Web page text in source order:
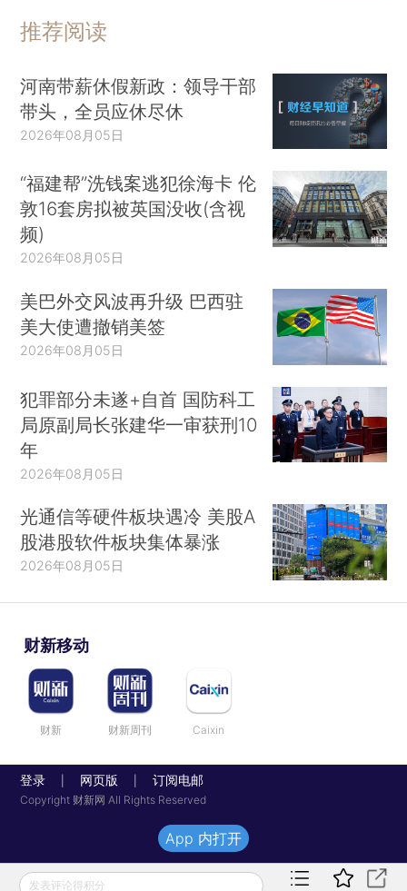
推荐阅读
河南带薪休假新政：领导干部
带头，全员应休尽休
2026年08月05日
“福建帮”洗钱案逃犯徐海卡 伦
敦16套房拟被英国没收(含视
频)
2026年08月05日
美巴外交风波再升级 巴西驻
美大使遭撤销美签
2026年08月05日
犯罪部分未遂+自首 国防科工
局原副局长张建华一审获刑10
年
2026年08月05日
光通信等硬件板块遇冷 美股A
股港股软件板块集体暴涨
2026年08月05日
财新移动
财新 财新周刊 Caixin
登录 网页版 订阅电邮
Copyright 财新网 All Rights Reserved
发表评论得积分
App 内打开